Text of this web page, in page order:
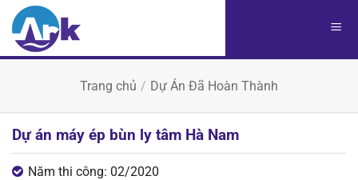
Chuyển
đến
Trang chủ / Dự Án Đã Hoàn Thành
Dự án máy ép bùn ly tâm Hà Nam
Năm thi công: 02/2020